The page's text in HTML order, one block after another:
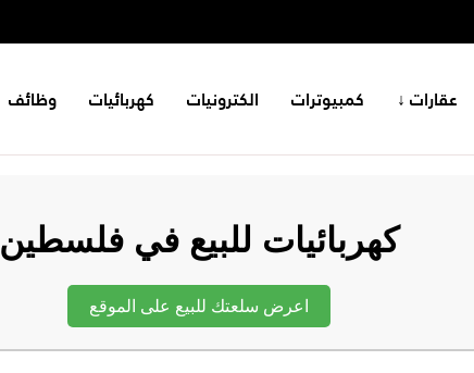
عقارات ↓ كمبيوترات الكترونيات كهربائيات وظائف
كهربائيات للبيع في فلسطين
اعرض سلعتك للبيع على الموقع